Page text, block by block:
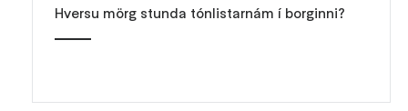
Hversu mörg stunda tónlistarnám í borginni?